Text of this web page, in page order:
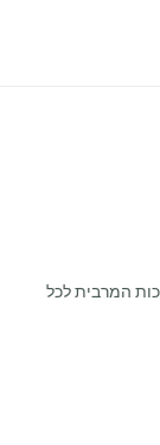
המרבית לכל